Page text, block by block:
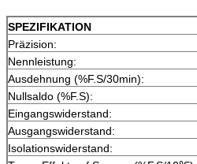
SPEZIFIKATION
Präzision:
Nennleistung:
Ausdehnung (%F.S/30min):
Nullsaldo (%F.S):
Eingangswiderstand:
Ausgangswiderstand:
Isolationswiderstand: